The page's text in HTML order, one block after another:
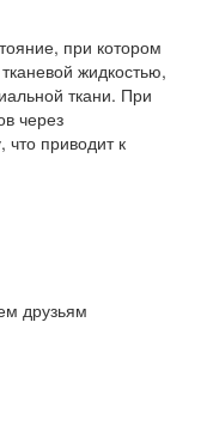
при котором
жидкостью,
ткани. При
через
приводит к
друзьям